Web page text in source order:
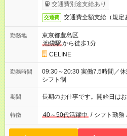
交通費別途支給あり
交通費 交通費全額支給（規定
勤務地
東京都豊島区
池袋駅から徒歩1分
CELINE
勤務時間
09:30～20:30 実働7.5時間／休憩1.5時間 営業時間に合わせた
シフト制
期間 長期のお仕事です。開始日は
特徴 40～50代活躍中 / シフト勤務